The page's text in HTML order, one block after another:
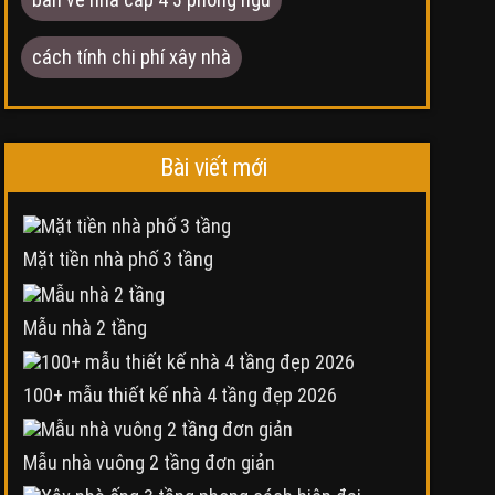
cách tính chi phí xây nhà
Bài viết mới
Mặt tiền nhà phố 3 tầng
Mẫu nhà 2 tầng
100+ mẫu thiết kế nhà 4 tầng đẹp 2026
Mẫu nhà vuông 2 tầng đơn giản